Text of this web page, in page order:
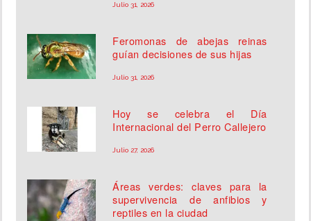
Julio 31, 2026
Feromonas de abejas reinas
guían decisiones de sus hijas
Julio 31, 2026
Hoy se celebra el Día
Internacional del Perro Callejero
Julio 27, 2026
Áreas verdes: claves para la
supervivencia de anfibios y
reptiles en la ciudad